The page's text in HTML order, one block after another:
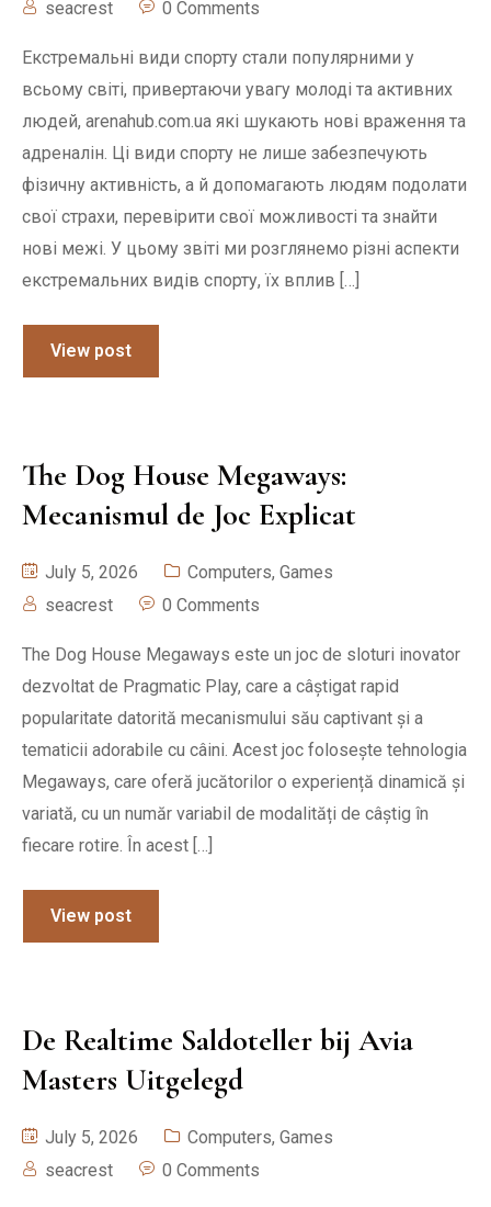
seacrest
0 Comments
Екстремальні види спорту стали популярними у
всьому світі, привертаючи увагу молоді та активних
людей, arenahub.com.ua які шукають нові враження та
адреналін. Ці види спорту не лише забезпечують
фізичну активність, а й допомагають людям подолати
свої страхи, перевірити свої можливості та знайти
нові межі. У цьому звіті ми розглянемо різні аспекти
екстремальних видів спорту, їх вплив […]
View post
The Dog House Megaways:
Mecanismul de Joc Explicat
July 5, 2026
Computers, Games
seacrest
0 Comments
The Dog House Megaways este un joc de sloturi inovator
dezvoltat de Pragmatic Play, care a câștigat rapid
popularitate datorită mecanismului său captivant și a
tematicii adorabile cu câini. Acest joc folosește tehnologia
Megaways, care oferă jucătorilor o experiență dinamică și
variată, cu un număr variabil de modalități de câștig în
fiecare rotire. În acest […]
View post
De Realtime Saldoteller bij Avia
Masters Uitgelegd
July 5, 2026
Computers, Games
seacrest
0 Comments